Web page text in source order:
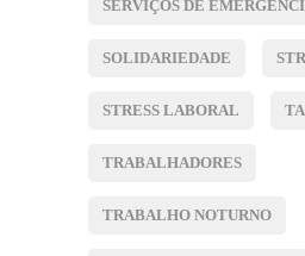
SERVIÇOS DE
SOLIDARIEDADE
STRESS LABORAL
TRABALHADORES
TRABALHO NOTURNO